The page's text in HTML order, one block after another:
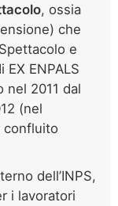
, ossia
che
e
ENPALS
nel 2011 dal
(nel
confluito
dell’INPS,
i lavoratori